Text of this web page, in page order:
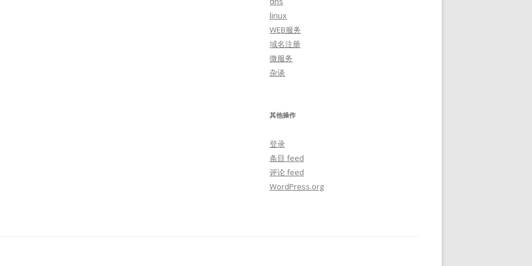
linux
WEB服务
域名注册
微服务
杂谈
其他操作
登录
条目 feed
评论 feed
WordPress.org